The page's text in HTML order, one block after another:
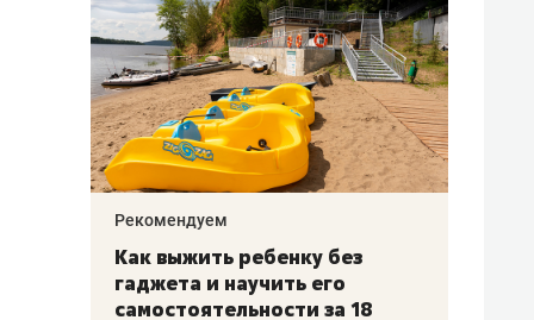
–
Рекомендуем
Как выжить ребенку без
гаджета и научить его
самостоятельности за 18